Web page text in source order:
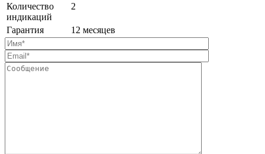
Количество
индикаций
2
Гарантия 12 месяцев